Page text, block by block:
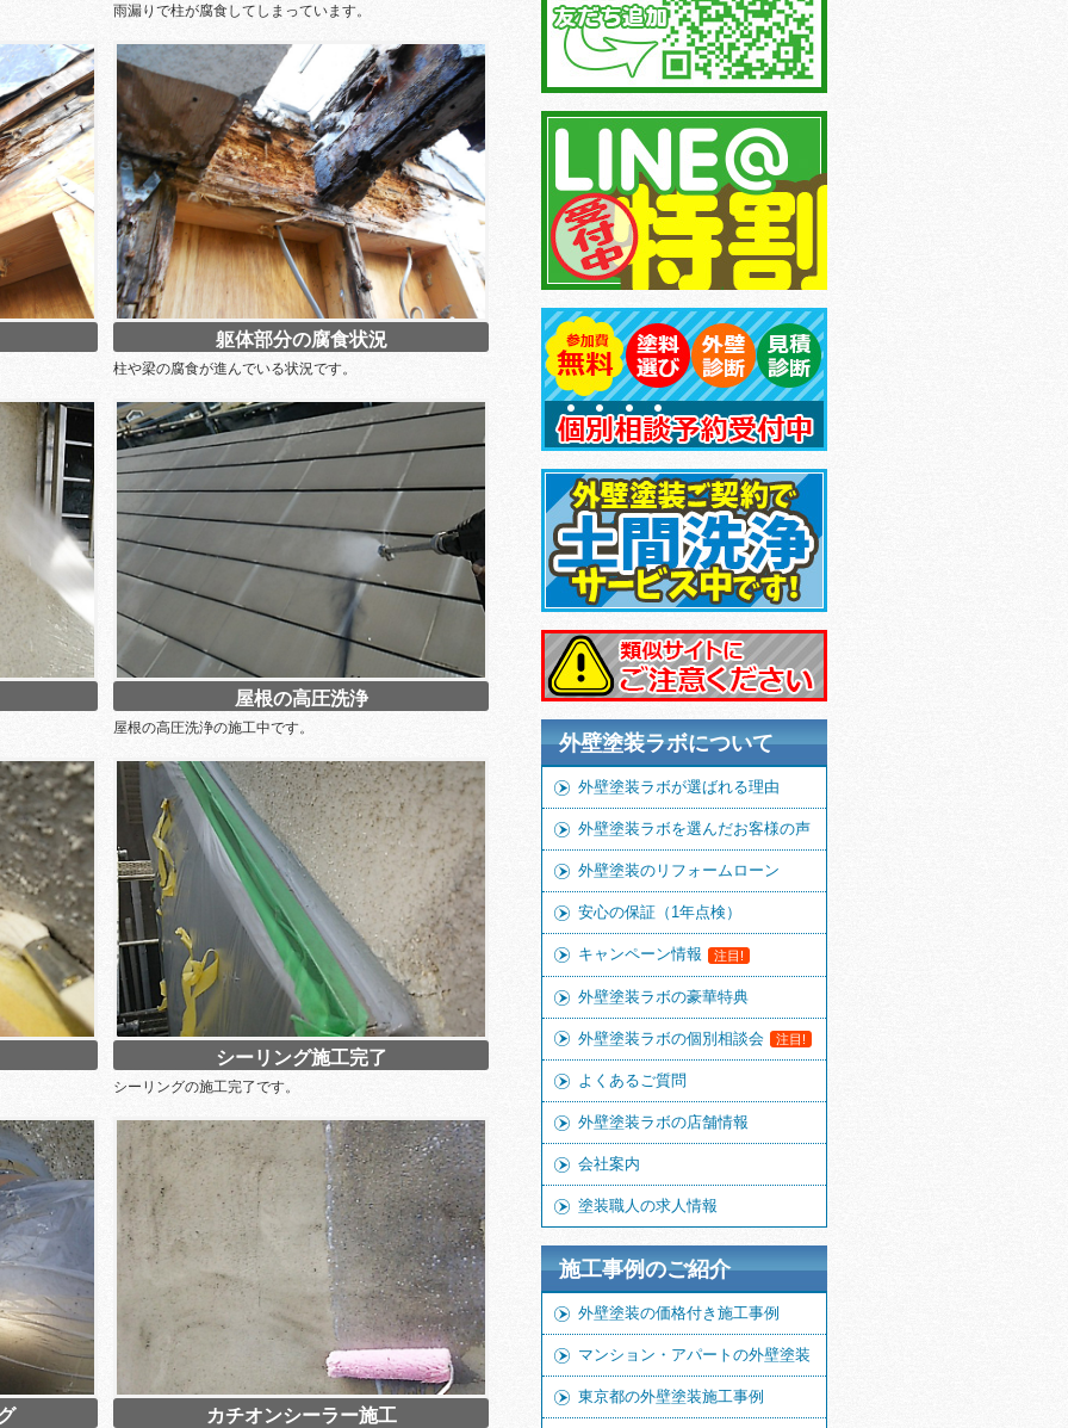
雨漏りで柱が腐食してしまっています。
躯体部分の腐食状況
柱や梁の腐食が進んでいる状況です。
屋根の高圧洗浄
屋根の高圧洗浄の施工中です。
シーリング施工完了
シーリングの施工完了です。
カチオンシーラー施工
外壁塗装ラボについて
外壁塗装ラボが選ばれる理由
外壁塗装ラボを選んだお客様の声
外壁塗装のリフォームローン
安心の保証（1年点検）
キャンペーン情報 注目!
外壁塗装ラボの豪華特典
外壁塗装ラボの個別相談会 注目!
よくあるご質問
外壁塗装ラボの店舗情報
会社案内
塗装職人の求人情報
施工事例のご紹介
外壁塗装の価格付き施工事例
マンション・アパートの外壁塗装
東京都の外壁塗装施工事例